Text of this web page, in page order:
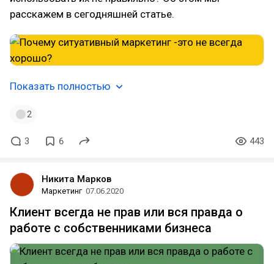
расскажем в сегодняшней статье.
Показать полностью
2
3 6 443
Никита Марков
Маркетинг 07.06.2020
Клиент всегда не прав или вся правда о
работе с собственниками бизнеса